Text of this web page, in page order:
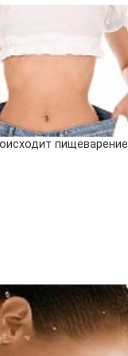
пищеварение